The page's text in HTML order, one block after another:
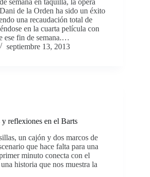
de la Orden ha sido un éxito
una recaudación total de
en la cuarta película con
ese fin de semana.…
septiembre 13, 2013
reflexiones en el Barts
un cajón y dos marcos de
que hace falta para una
minuto conecta con el
historia que nos muestra la